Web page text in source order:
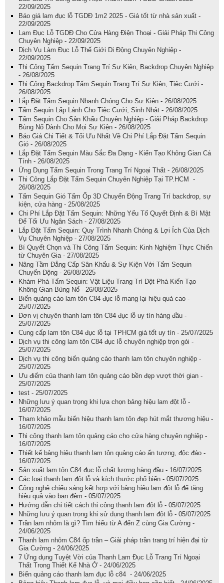
22/09/2025
Báo giá lam đục lỗ TGDĐ 1m2 2025 - Giá tốt từ nhà sản xuất -
22/09/2025
Lam Đục Lỗ TGDĐ Cho Cửa Hàng Điện Thoại - Giải Pháp Thi Công
Chuyên Nghiệp - 22/09/2025
Dịch Vụ Làm Đục Lỗ Thế Giới Di Động Chuyên Nghiệp -
22/09/2025
Thi Công Tấm Sequin Trang Trí Sự Kiện, Backdrop Chuyên Nghiệp
- 26/08/2025
Thi Công Backdrop Tấm Sequin Trang Trí Sự Kiện, Tiệc Cưới -
26/08/2025
Lắp Đặt Tấm Sequin Nhanh Chóng Cho Sự Kiện - 26/08/2025
Tấm Sequin Lấp Lánh Cho Tiệc Cưới, Sinh Nhật - 26/08/2025
Tấm Sequin Cho Sân Khấu Chuyên Nghiệp - Giải Pháp Backdrop
Bùng Nổ Dành Cho Mọi Sự Kiện - 26/08/2025
Báo Giá Chi Tiết & Tối Ưu Nhất Về Chi Phí Lắp Đặt Tấm Sequin
Gió - 26/08/2025
Lắp Đặt Tấm Sequin Màu Sắc Đa Dạng - Kiến Tạo Không Gian Cá
Tính - 26/08/2025
Ứng Dụng Tấm Sequin Trong Trang Trí Ngoại Thất - 26/08/2025
Thi Công Lắp Đặt Tấm Sequin Chuyên Nghiệp Tại TP.HCM -
26/08/2025
Tấm Sequin Gió Tấm Ốp 3D Chuyển Động Trang Trí backdrop, sự
kiện, cửa hàng - 25/08/2025
Chi Phí Lắp Đặt Tấm Sequin: Những Yếu Tố Quyết Định & Bí Mật
Để Tối Ưu Ngân Sách - 27/08/2025
Lắp Đặt Tấm Sequin: Quy Trình Nhanh Chóng & Lợi Ích Của Dịch
Vụ Chuyên Nghiệp - 27/08/2025
Bí Quyết Chọn và Thi Công Tấm Sequin: Kinh Nghiệm Thực Chiến
từ Chuyên Gia - 27/08/2025
Nâng Tầm Đẳng Cấp Sân Khấu & Sự Kiện Với Tấm Sequin
Chuyển Động - 26/08/2025
Khám Phá Tấm Sequin: Vật Liệu Trang Trí Đột Phá Kiến Tạo
Không Gian Bùng Nổ - 26/08/2025
Biển quảng cáo lam tôn C84 đục lỗ mang lại hiệu quả cao -
25/07/2025
Đơn vị chuyên thanh lam tôn C84 đục lỗ uy tín hàng đầu -
25/07/2025
Cung cấp lam tôn C84 đục lỗ tại TPHCM giá tốt uy tín - 25/07/2025
Dịch vụ thi công lam tôn C84 đục lỗ chuyên nghiệp trọn gói -
25/07/2025
Dịch vụ thi công biển quảng cáo thanh lam tôn chuyên nghiệp -
25/07/2025
Ưu điểm của thanh lam tôn quảng cáo bền đẹp vượt thời gian -
25/07/2025
test - 25/07/2025
Những lưu ý quan trọng khi lựa chọn bảng hiệu lam đột lỗ -
16/07/2025
Tham khảo mẫu biển hiệu thanh lam tôn đẹp hút mắt thương hiệu -
16/07/2025
Thi công thanh lam tôn quảng cáo cho cửa hàng chuyên nghiệp -
16/07/2025
Thiết kế bảng hiệu thanh lam tôn quảng cáo ấn tượng, độc đáo -
16/07/2025
Sản xuất lam tôn C84 đục lỗ chất lượng hàng đầu - 16/07/2025
Các loại thanh lam đột lỗ và kích thước phổ biến - 05/07/2025
Công nghệ chiếu sáng kết hợp với bảng hiệu lam đột lỗ để tăng
hiệu quả vào ban đêm - 05/07/2025
Hướng dẫn chi tiết cách thi công thanh lam đột lỗ - 05/07/2025
Những lưu ý quan trọng khi sử dụng thanh lam đột lỗ - 05/07/2025
Trần lam nhôm là gì? Tìm hiểu từ A đến Z cùng Gia Cường -
24/06/2025
Thanh lam nhôm C84 ốp trần – Giải pháp trần trang trí hiện đại từ
Gia Cường - 24/06/2025
7 Ứng dụng Tuyệt Vời của Thanh Lam Đục Lỗ Trang Trí Ngoại
Thất Trong Thiết Kế Nhà Ở - 24/06/2025
Biển quảng cáo thanh lam đục lỗ c84 - 24/06/2025